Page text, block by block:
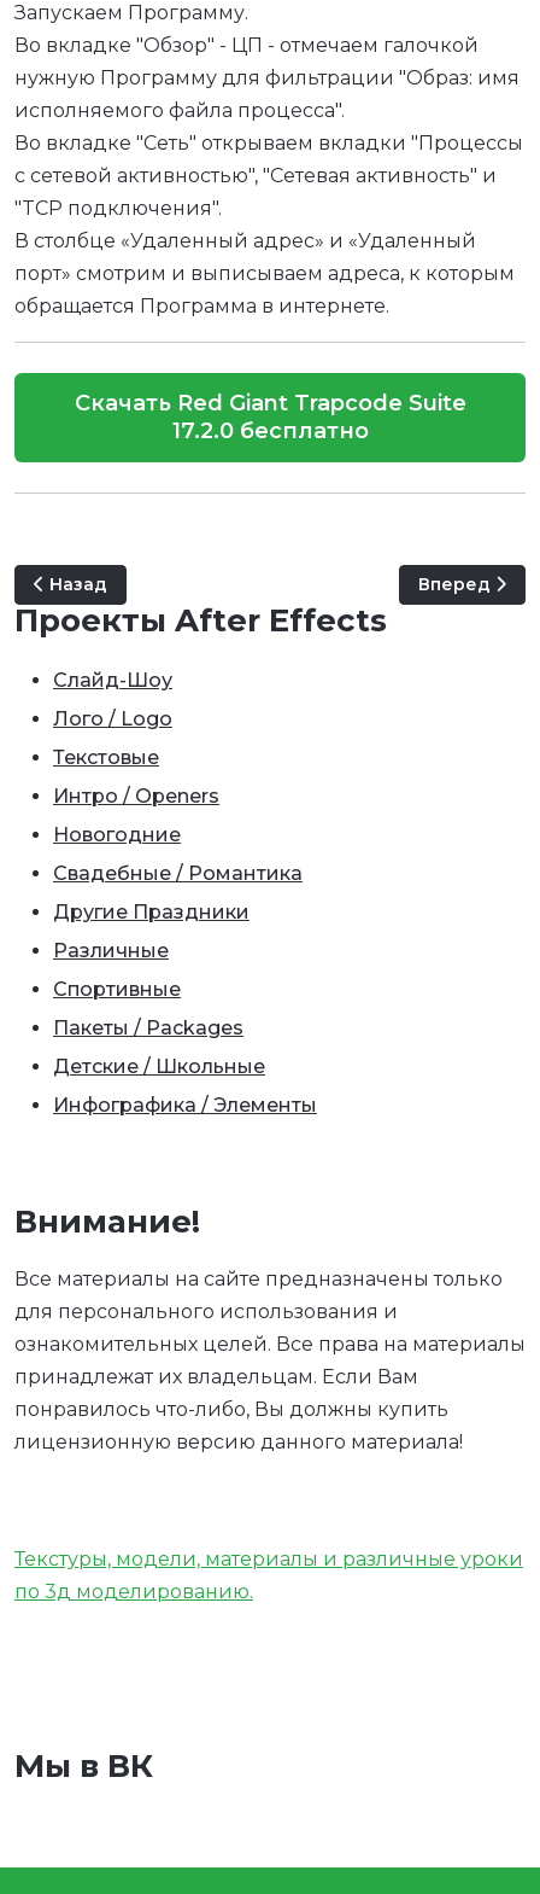
Запускаем Программу.
Во вкладке "Обзор" - ЦП - отмечаем галочкой
нужную Программу для фильтрации "Образ: имя
исполняемого файла процесса".
Во вкладке "Сеть" открываем вкладки "Процессы
с сетевой активностью", "Сетевая активность" и
"TCP подключения".
В столбце «Удаленный адрес» и «Удаленный
порт» смотрим и выписываем адреса, к которым
обращается Программа в интернете.
Скачать Red Giant Trapcode Suite
17.2.0 бесплатно
Предыдущий: AutoFill - Plugin Everything
Назад Следующий:
Вперед
Проекты After Effects
Слайд-Шоу
Лого / Logo
Текстовые
Интро / Openers
Новогодние
Свадебные / Романтика
Другие Праздники
Различные
Спортивные
Пакеты / Packages
Детские / Школьные
Инфографика / Элементы
Внимание!
Все материалы на сайте предназначены только
для персонального использования и
ознакомительных целей. Все права на материалы
принадлежат их владельцам. Если Вам
понравилось что-либо, Вы должны купить
лицензионную версию данного материала!
Текстуры, модели, материалы и различные уроки
по 3д моделированию.
Мы в ВК